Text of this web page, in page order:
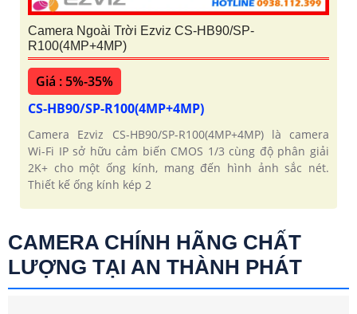
Camera Ngoài Trời Ezviz CS-HB90/SP-
R100(4MP+4MP)
Giá : 5%-35%
CS-HB90/SP-R100(4MP+4MP)
Camera Ezviz CS-HB90/SP-R100(4MP+4MP) là camera
Wi-Fi IP sở hữu cảm biến CMOS 1/3 cùng độ phân giải
2K+ cho một ống kính, mang đến hình ảnh sắc nét.
Thiết kế ống kính kép 2
CAMERA CHÍNH HÃNG CHẤT
LƯỢNG TẠI AN THÀNH PHÁT